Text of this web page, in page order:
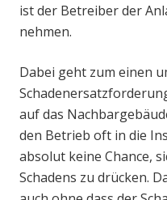
ist der Betreiber der
nehmen.
Dabei geht zum einen
auf das
den Betrieb oft in die
absolut keine Chance,
Schadens zu drücken.